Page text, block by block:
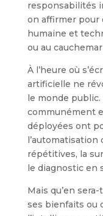
responsabilités
on affirmer pour
humaine et
ou au cauchemar
À l’heure où
artificielle ne
le monde
communément
déployées ont
l’automatisation
répétitives, la
le diagnostic en
Mais qu’en
ses bienfaits ou